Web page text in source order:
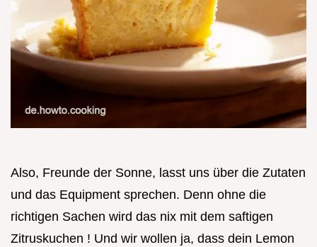
Also, Freunde der Sonne, lasst uns über die Zutaten
und das Equipment sprechen. Denn ohne die
richtigen Sachen wird das nix mit dem saftigen
Zitruskuchen ! Und wir wollen ja, dass dein Lemon